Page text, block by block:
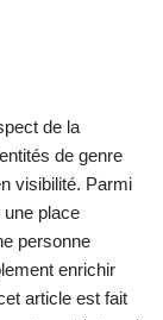
de la
de genre
visibilité. Parmi
place
personne
enrichir
article est fait